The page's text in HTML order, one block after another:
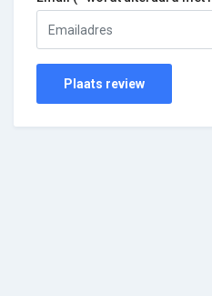
Plaats review